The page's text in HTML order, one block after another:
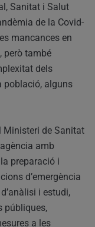
Sanitat i Salut
de la Covid-
mancances en
però també
dels
població, alguns
Ministeri de Sanitat
amb
preparació i
d’emergència
i estudi,
públiques,
a les